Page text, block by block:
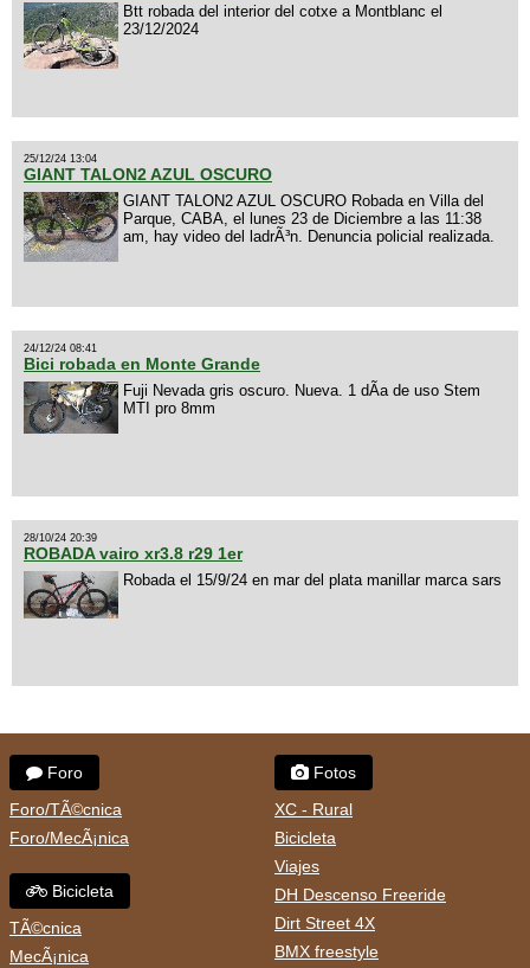
Btt robada del interior del cotxe a Montblanc el
23/12/2024
25/12/24 13:04
GIANT TALON2 AZUL OSCURO
GIANT TALON2 AZUL OSCURO Robada en Villa del
Parque, CABA, el lunes 23 de Diciembre a las 11:38
am, hay video del ladrÃ³n. Denuncia policial realizada.
24/12/24 08:41
Bici robada en Monte Grande
Fuji Nevada gris oscuro. Nueva. 1 dÃ­a de uso Stem
MTI pro 8mm
28/10/24 20:39
ROBADA vairo xr3.8 r29 1er
Robada el 15/9/24 en mar del plata manillar marca sars
Foro
Foro/TÃ©cnica
Foro/MecÃ¡nica
Bicicleta
TÃ©cnica
MecÃ¡nica
Fotos
XC - Rural
Bicicleta
Viajes
DH Descenso Freeride
Dirt Street 4X
BMX freestyle